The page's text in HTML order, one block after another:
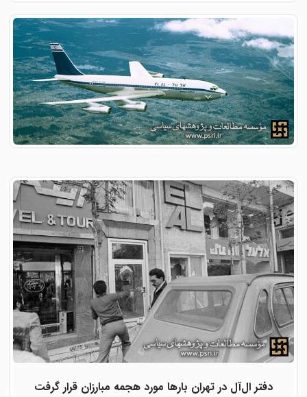
دفتر ال‌آل در تهران بارها مورد هجمه مبارزان قرار گرفت